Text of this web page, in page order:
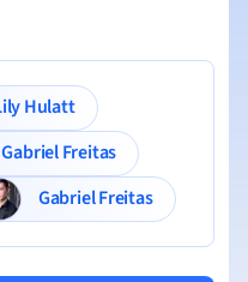
Lily Hulatt
Gabriel Freitas
Gabriel Freitas